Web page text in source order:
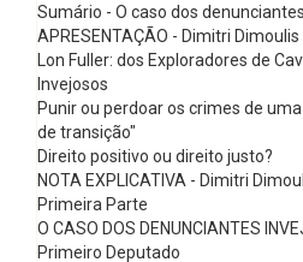
Sumário - O caso dos
APRESENTAÇÃO - Dimitri Dimoulis
Lon Fuller: dos Exploradores de
Invejosos
Punir ou perdoar os crimes de
de transição"
Direito positivo ou direito justo?
NOTA EXPLICATIVA - Dimitri
Primeira Parte
O CASO DOS DENUNCIANTES
Primeiro Deputado